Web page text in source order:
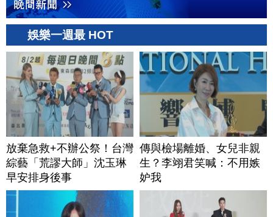
娛樂一週最 HOT
放棄急救+不辦公祭！台灣
綜藝「荒謬大師」沈玉琳
早安排身後事
傳與檢場離婚、女兒非親
生？李翊君笑喊：不用嫉
妒我